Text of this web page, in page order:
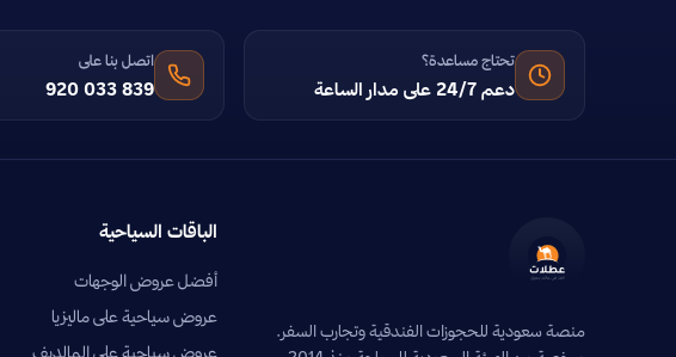
تحتاج مساعدة؟
دعم 24/7 على مدار الساعة
اتصل بنا على
920 033 839
منصة سعودية للحجوزات الفندقية وتجارب السفر.
الباقات السياحية
أفضل عروض الوجهات
عروض سياحية على ماليزيا
عروض سياحية على المالديف